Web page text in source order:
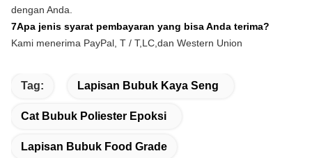
dengan Anda.
7Apa jenis syarat pembayaran yang bisa Anda terima?
Kami menerima PayPal, T / T,LC,dan Western Union
Tag: Lapisan Bubuk Kaya Seng
Cat Bubuk Poliester Epoksi
Lapisan Bubuk Food Grade